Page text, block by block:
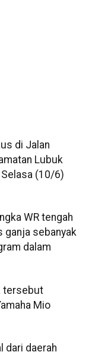
di Jalan
Lubuk
Selasa (10/6)
WR tengah
ganja sebanyak
dalam
tersebut
Mio
dari daerah